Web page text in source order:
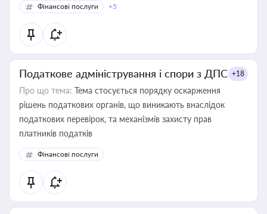
Фінансові послуги
+5
Податкове адміністрування і спори з ДПС +18
Про що тема: Тема стосується порядку оскарження
рішень податкових органів, що виникають внаслідок
податкових перевірок, та механізмів захисту прав
платників податків
Фінансові послуги